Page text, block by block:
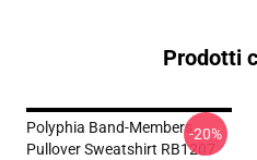
Prodotti
Polyphia Band-Members
Pullover Sweatshirt RB1207
-20%